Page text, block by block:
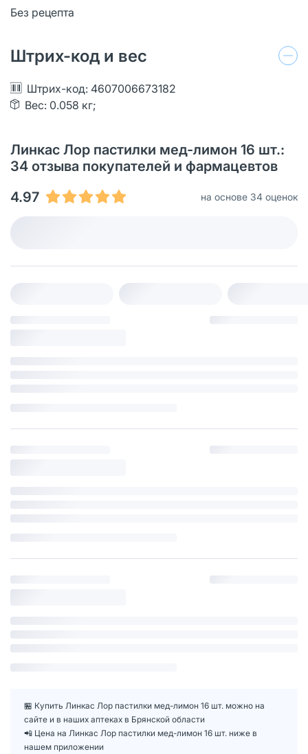
Без рецепта
Штрих-код и вес
Штрих-код: 4607006673182
Вес: 0.058 кг;
Линкас Лор пастилки мед-лимон 16 шт.:
34 отзыва покупателей и фармацевтов
4.97
на основе 34 оценок
🏪 Купить Линкас Лор пастилки мед-лимон 16 шт. можно на
сайте и в наших аптеках в Брянской области
📲 Цена на Линкас Лор пастилки мед-лимон 16 шт. ниже в
нашем приложении